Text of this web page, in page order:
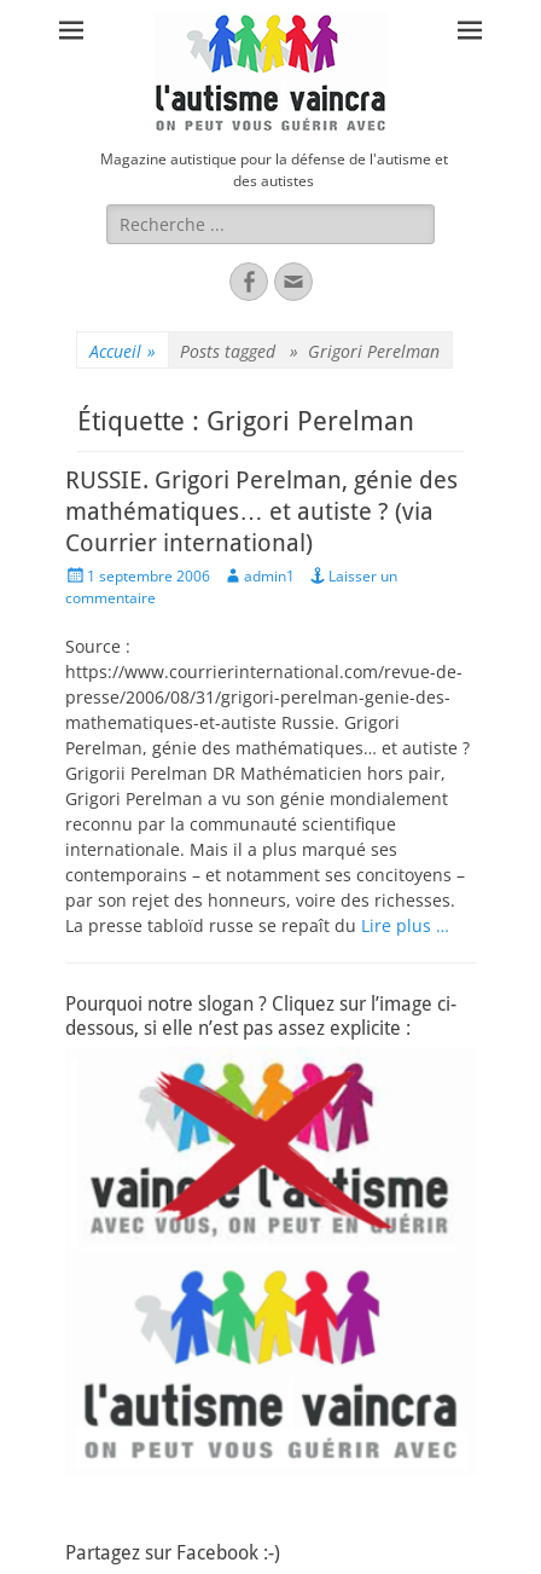
Magazine autistique pour la défense de l'autisme et
des autistes
Rechercher :
FacebookAdresse
de
Accueil » Posts tagged » Grigori Perelman
Étiquette : Grigori Perelman
RUSSIE. Grigori Perelman, génie des
mathématiques… et autiste ? (via
Courrier international)
Posted
on
1 septembre 2006 Author
admin1
Laisser un
commentaire
Source :
https://www.courrierinternational.com/revue-de-
presse/2006/08/31/grigori-perelman-genie-des-
mathematiques-et-autiste Russie. Grigori
Perelman, génie des mathématiques… et autiste ?
Grigorii Perelman DR Mathématicien hors pair,
Grigori Perelman a vu son génie mondialement
reconnu par la communauté scientifique
internationale. Mais il a plus marqué ses
contemporains – et notamment ses concitoyens –
par son rejet des honneurs, voire des richesses.
La presse tabloïd russe se repaît du Lire plus …
Pourquoi notre slogan ? Cliquez sur l’image ci-
dessous, si elle n’est pas assez explicite :
Partagez sur Facebook :-)